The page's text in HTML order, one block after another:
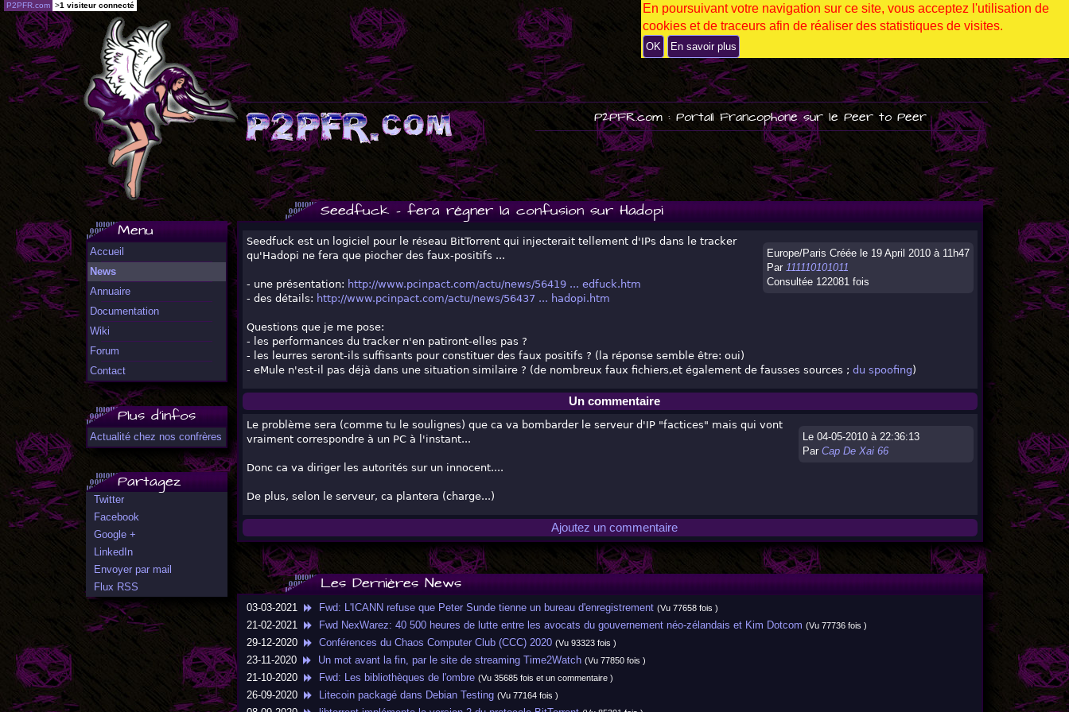
P
U
B
P2PFR.com : Portail Francophone sur le Peer to Peer
Menu
Accueil
News
Annuaire
Documentation
Wiki
Forum
Contact
Plus d'infos
Actualité chez nos confrères
Partagez
Twitter
Facebook
Google +
LinkedIn
Envoyer par mail
Flux RSS
Seedfuck - fera régner la confusion sur Hadopi
Europe/Paris Créée le 19 April 2010 à 11h47
Par 111110101011
Consultée 122081 fois
Seedfuck est un logiciel pour le réseau BitTorrent qui injecterait tellement d'IPs dans le tracker
qu'Hadopi ne fera que piocher des faux-positifs ...
- une présentation: http://www.pcinpact.com/actu/news/56419 ... edfuck.htm
- des détails: http://www.pcinpact.com/actu/news/56437 ... hadopi.htm
Questions que je me pose:
- les performances du tracker n'en patiront-elles pas ?
- les leurres seront-ils suffisants pour constituer des faux positifs ? (la réponse semble être: oui)
- eMule n'est-il pas déjà dans une situation similaire ? (de nombreux faux fichiers,et également de fausses sources ; du spoofing)
Un commentaire
Le 04-05-2010 à 22:36:13
Par Cap De Xai 66
Le problème sera (comme tu le soulignes) que ca va bombarder le serveur d'IP "factices" mais qui vont
vraiment correspondre à un PC à l'instant...
Donc ca va diriger les autorités sur un innocent....
De plus, selon le serveur, ca plantera (charge...)
Ajoutez un commentaire
Les Dernières News
03-03-2021 Fwd: L'ICANN refuse que Peter Sunde tienne un bureau d'enregistrement (Vu 77658 fois )
21-02-2021 Fwd NexWarez: 40 500 heures de lutte entre les avocats du gouvernement néo-zélandais et Kim Dotcom (Vu 77736 fois )
29-12-2020 Conférences du Chaos Computer Club (CCC) 2020 (Vu 93323 fois )
23-11-2020 Un mot avant la fin, par le site de streaming Time2Watch (Vu 77850 fois )
21-10-2020 Fwd: Les bibliothèques de l'ombre (Vu 35685 fois et un commentaire )
26-09-2020 Litecoin packagé dans Debian Testing (Vu 77164 fois )
P2PFR.com >1 visiteur connecté
En poursuivant votre navigation sur ce site, vous acceptez l'utilisation de
cookies et de traceurs afin de réaliser des statistiques de visites.
OK En savoir plus